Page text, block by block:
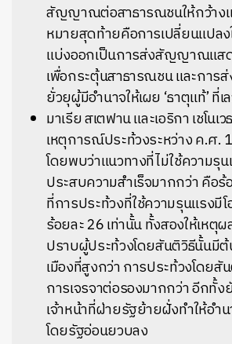
สัญญาณต่อสาธารณชนให้กว้างแ
หมายสุดท้ายคือการเปลี่ยนแปลง
แบ่งออกเป็นการส่งสัญญาณแส
เพื่อกระตุ้นสาธารณชน และกา
ยั่วยุผู้มีอำนาจให้เผย ‘ธาตุแท้’ ที่
มาเรีย สเตฟาน และเอริกา เชโนเ
เหตุการณ์ประท้วงระหว่าง ค.ศ.
โดยพบว่าแนวทางที่ไม่ใช้ความรุ
ประสบความสำเร็จมากกว่า คือ
ที่การประท้วงที่ใช้ความรุนแรงมี
ร้อยละ 26 เท่านั้น ทั้งสองให้เหตุ
ปราบผู้ประท้วงโดยสันติวิธีนั้นมี
เมืองที่สูงกว่า การประท้วงโดยสั
การเจรจาต่อรองมากกว่า อีกทั้ง
เจ้าหน้าที่ฝ่ายรัฐย้ายฝั่งทำให้อำน
โดยรัฐอ่อนยวบลง